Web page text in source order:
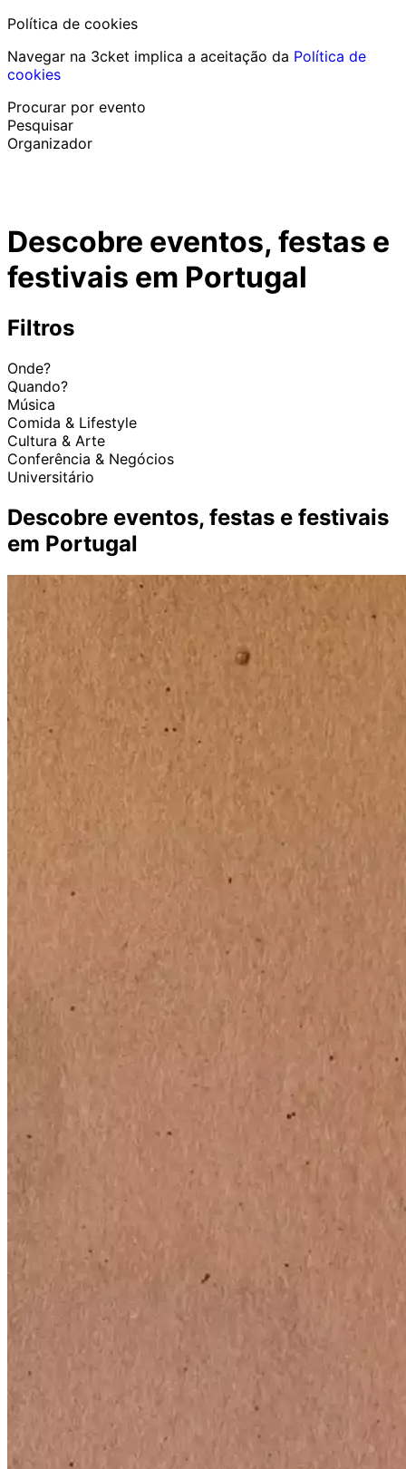
Política de cookies
Navegar na 3cket implica a aceitação da Política de
cookies
Procurar por evento
Pesquisar
Organizador
Ajuda ao participantePerdi o meu bilhete
Login Promover evento
Descobre eventos, festas e
festivais em Portugal
Filtros
Onde?
Quando?
Música
Comida & Lifestyle
Cultura & Arte
Conferência & Negócios
Universitário
Descobre eventos, festas e festivais
em Portugal